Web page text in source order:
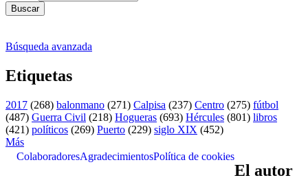
Búsqueda avanzada
Etiquetas
2017 (268) balonmano (271) Calpisa (237) Centro (275) fútbol
(487) Guerra Civil (218) Hogueras (693) Hércules (801) libros
(421) políticos (269) Puerto (229) siglo XIX (452)
Más
ColaboradoresAgradecimientosPolítica de cookies
El autor